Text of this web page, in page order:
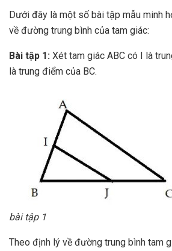
Dưới đây là một số bài tập mẫu minh
về đường trung bình của tam giác:
Bài tập 1: Xét tam giác ABC có I là
là trung điểm của BC.
bài tập 1
Theo định lý về đường trung bình tam